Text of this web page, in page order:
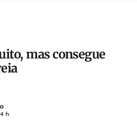
mas consegue
h